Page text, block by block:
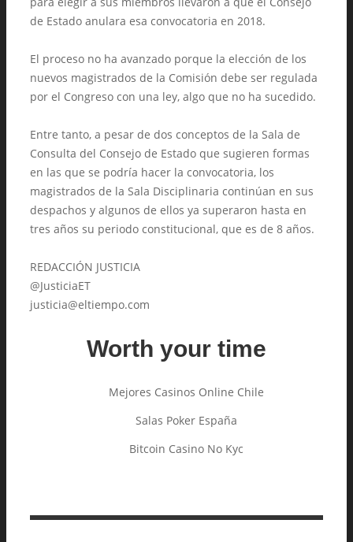
de Estado anulara esa convocatoria en 2018.
El proceso no ha avanzado porque la elección de los
nuevos magistrados de la Comisión debe ser regulada
por el Congreso con una ley, algo que no ha sucedido.
Entre tanto, a pesar de dos conceptos de la Sala de
Consulta del Consejo de Estado que sugieren formas
en las que se podría hacer la convocatoria, los
magistrados de la Sala Disciplinaria continúan en sus
despachos y algunos de ellos ya superaron hasta en
tres años su periodo constitucional, que es de 8 años.
REDACCIÓN JUSTICIA
@JusticiaET
justicia@eltiempo.com
Worth your time
Mejores Casinos Online Chile
Salas Poker España
Bitcoin Casino No Kyc